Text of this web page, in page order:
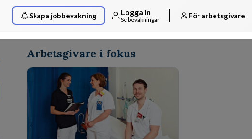
Skapa jobbevakning Logga in
Se bevakningar För arbetsgivare
Arbetsgivare i fokus